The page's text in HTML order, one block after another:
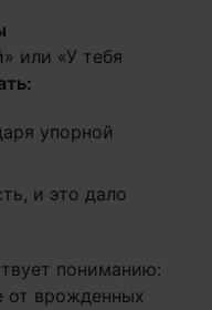
или «У тебя
упорной
и это дало
пониманию:
от врожденных